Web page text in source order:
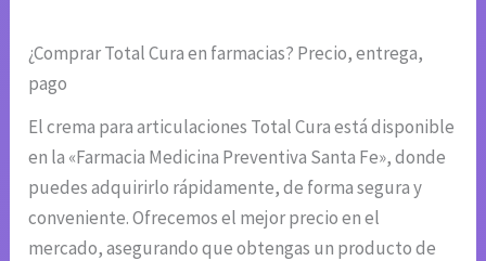
¿Comprar Total Cura en farmacias? Precio, entrega,
pago
El crema para articulaciones Total Cura está disponible
en la «Farmacia Medicina Preventiva Santa Fe», donde
puedes adquirirlo rápidamente, de forma segura y
conveniente. Ofrecemos el mejor precio en el
mercado, asegurando que obtengas un producto de